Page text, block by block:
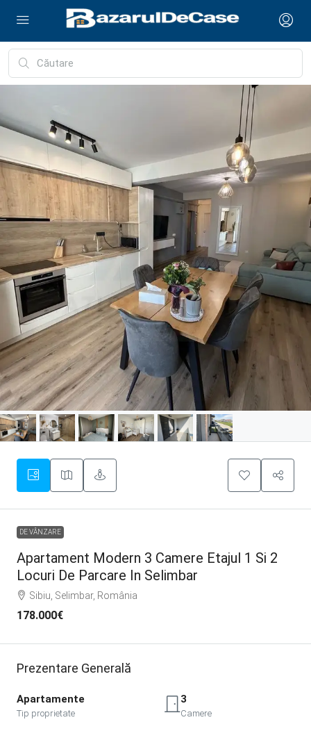
DE VÂNZARE
Apartament Modern 3 Camere Etajul 1 Si 2
Locuri De Parcare In Selimbar
Sibiu, Selimbar, România
178.000€
Prezentare Generală
Apartamente
Tip proprietate
3
Camere